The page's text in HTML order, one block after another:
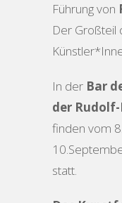
Führung von
Der Großteil
In der Bar
der
finden vom
statt.